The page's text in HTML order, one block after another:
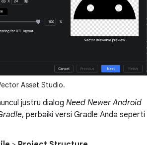
Asset Studio.
justru dialog Need Newer Android
, perbaiki versi Gradle Anda seperti